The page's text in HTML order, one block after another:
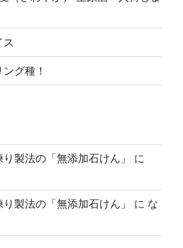
グ種！
製法の「無添加石けん」
に
製法の「無添加石けん」 に な